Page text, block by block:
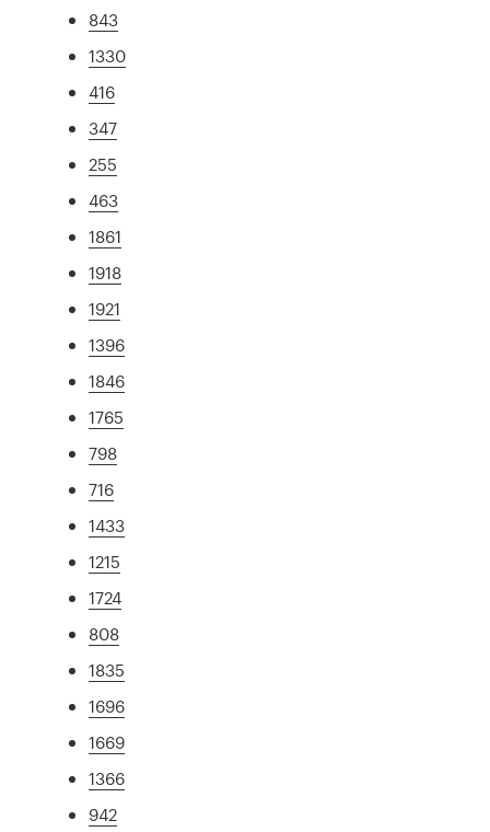
843
1330
416
347
255
463
1861
1918
1921
1396
1846
1765
798
716
1433
1215
1724
808
1835
1696
1669
1366
942